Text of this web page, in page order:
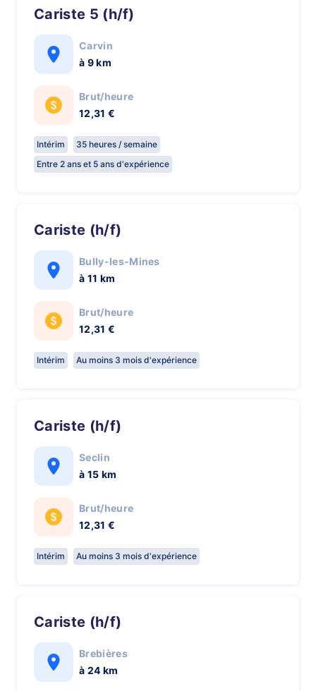
Cariste 5 (h/f)
Carvin
à 9 km
Brut/heure
12,31 €
Intérim
35 heures / semaine
Entre 2 ans et 5 ans d'expérience
Cariste (h/f)
Bully-les-Mines
à 11 km
Brut/heure
12,31 €
Intérim Au moins 3 mois d'expérience
Cariste (h/f)
Seclin
à 15 km
Brut/heure
12,31 €
Intérim Au moins 3 mois d'expérience
Cariste (h/f)
Brebières
à 24 km